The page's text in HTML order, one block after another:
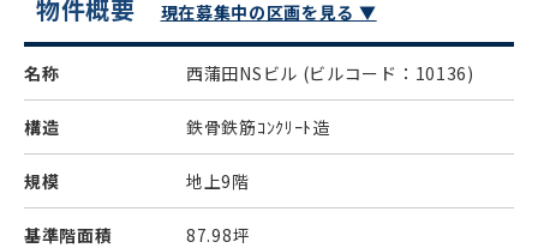
物件概要 現在募集中の区画を見る ▼
名称 西蒲田NSビル (ビルコード：10136)
構造 鉄骨鉄筋ｺﾝｸﾘｰﾄ造
規模 地上9階
基準階面積 87.98坪